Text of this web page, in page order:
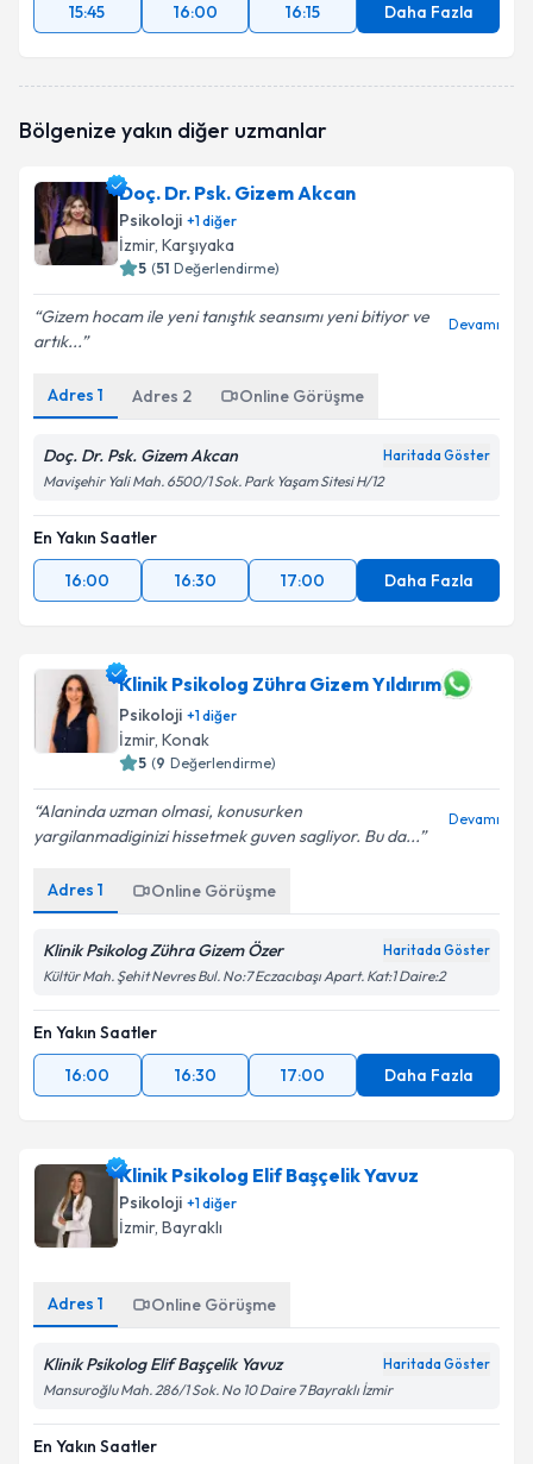
15:45
16:00 16:15 Daha Fazla
Bölgenize yakın diğer uzmanlar
Doç. Dr. Psk. Gizem Akcan
Psikoloji +1diğer
İzmir, Karşıyaka
5 (51 Değerlendirme)
Gizem hocam ile yeni tanıştık seansımı yeni bitiyor ve
artık...
Devamı
Adres 1 Adres 2 Online Görüşme
Doç. Dr. Psk. Gizem Akcan Haritada Göster
Mavişehir Yali Mah. 6500/1 Sok. Park Yaşam Sitesi H/12
En Yakın Saatler
16:00
16:30 17:00 Daha Fazla
Klinik Psikolog Zühra Gizem Yıldırım
Psikoloji +1diğer
İzmir, Konak
5 (9 Değerlendirme)
Alaninda uzman olmasi, konusurken
yargilanmadiginizi hissetmek guven sagliyor. Bu da...
Devamı
Adres 1 Online Görüşme
Klinik Psikolog Zühra Gizem Özer Haritada Göster
Kültür Mah. Şehit Nevres Bul. No:7 Eczacıbaşı Apart. Kat:1 Daire:2
En Yakın Saatler
16:00
16:30 17:00 Daha Fazla
Klinik Psikolog Elif Başçelik Yavuz
Psikoloji +1diğer
İzmir, Bayraklı
Adres 1 Online Görüşme
Klinik Psikolog Elif Başçelik Yavuz Haritada Göster
Mansuroğlu Mah. 286/1 Sok. No 10 Daire 7 Bayraklı İzmir
En Yakın Saatler